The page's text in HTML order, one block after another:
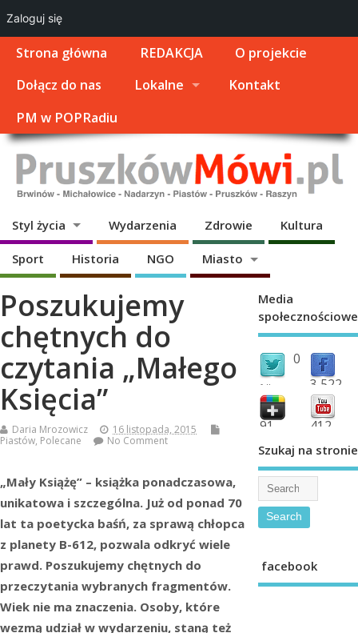
Strona główna REDAKCJA
O projekcie
Dołącz do nas
Lokalne
Kontakt
PM w POPRadiu
Styl życia Wydarzenia Zdrowie Kultura
Sport Historia NGO Miasto
Poszukujemy
chętnych do
czytania „Małego
Księcia”
Daria Mrozowicz
16 listopada, 2015
Piastów, Polecane No Comment
„Mały Książę” – książka ponadczasowa,
unikatowa i szczególna. Już od ponad 70
lat ta poetycka baśń, za sprawą chłopca
z planety B-612, pozwala odkryć wiele
prawd. Poszukujemy chętnych do
przeczytania wybranych fragmentów.
Wiek nie ma znaczenia. Osoby, które
wezmą udział w wydarzeniu, staną też
Media
społecznościowe
0
followers 3,522
fans
91 412
Szukaj na stronie
facebook
Zaloguj się